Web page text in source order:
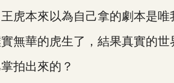
虎本來以為自己拿的劇本是
華的虎生了，結果真實的世
拍出來的？